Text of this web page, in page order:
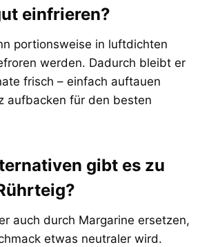
einfrieren?
portionsweise in luftdichten
werden. Dadurch bleibt er
frisch – einfach auftauen
aufbacken für den besten
gibt es zu
auch durch Margarine ersetzen,
etwas neutraler wird.